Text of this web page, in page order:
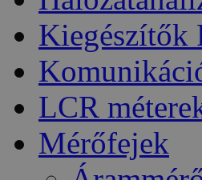
Kiegészítők
LCR
Mérőfejek